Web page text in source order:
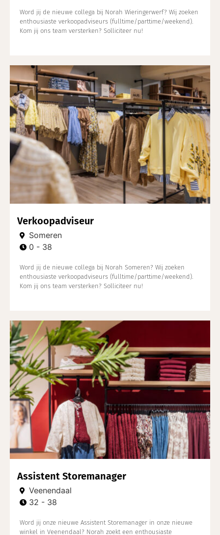
Word jij de nieuwe collega bij Norah Wieringerwerf? Wij zoeken
enthousiaste verkoopadviseurs (fulltime/parttime/weekend).
Kom jij ons team versterken? Solliciteer nu!
Verkoopadviseur
Someren
0 - 38
Word jij de nieuwe collega bij Norah Someren? Wij zoeken
enthousiaste verkoopadviseurs (fulltime/parttime/weekend).
Kom jij ons team versterken? Solliciteer nu!
Assistent Storemanager
Veenendaal
32 - 38
Word jij onze nieuwe Assistent Storemanager in onze nieuwe
winkel in Veenendaal? Norah zoekt een enthousiaste